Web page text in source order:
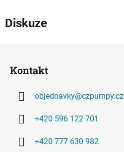
Diskuze
Kontakt
objednavky@czpumpy.cz
+420 596 122 701
+420 777 630 982